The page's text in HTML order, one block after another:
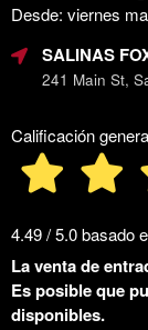
Desde: viernes
SALINAS
241 Main St,
Calificación
4.49 / 5.0 basado
La venta de
Es posible que
disponibles.